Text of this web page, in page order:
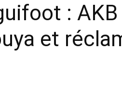
: AKB
et